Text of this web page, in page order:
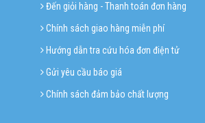
Đến giỏi hàng - Thanh toán đơn hàng
Chính sách giao hàng miễn phí
Hướng dẫn tra cứu hóa đơn điện tử
Gửi yêu cầu báo giá
Chính sách đảm bảo chất lượng